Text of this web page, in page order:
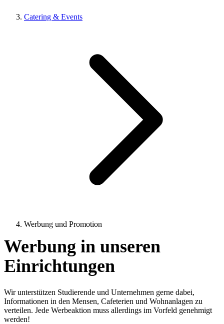
Catering & Events
Werbung und Promotion
Werbung in unseren
Einrichtungen
Wir unterstützen Studierende und Unternehmen gerne dabei,
Informationen in den Mensen, Cafeterien und Wohnanlagen zu
verteilen. Jede Werbeaktion muss allerdings im Vorfeld genehmigt
werden!